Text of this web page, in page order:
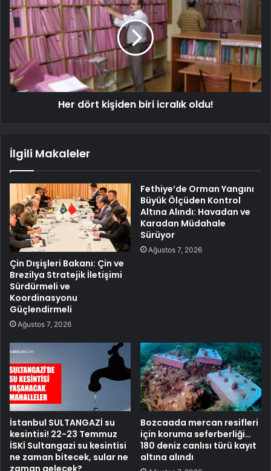
Her dört kişiden biri icralık oldu!
İlgili Makaleler
Çin Dışişleri Bakanı: Çin ve
Brezilya Stratejik İletişimi
Sürdürmeli ve
Koordinasyonu
Güçlendirmeli
Ağustos 7, 2026
Fethiye’de Orman Yangını
Büyük Ölçüden Kontrol
Altına Alındı: Havadan ve
Karadan Müdahale
Sürüyor
Ağustos 7, 2026
İstanbul SULTANGAZİ su
kesintisi! 22-23 Temmuz
İSKİ Sultangazi su kesintisi
ne zaman bitecek, sular ne
zaman gelecek?
Bozcaada mercan resifleri
için koruma seferberliği…
180 deniz canlısı türü kayıt
altına alındı